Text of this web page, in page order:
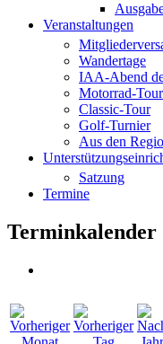
Veranstaltungen
Wandertage
IAA-Abend
Motorrad-Tour
Classic-Tour
Golf-Turnier
Aus den
Satzung
Termine
Terminkalender